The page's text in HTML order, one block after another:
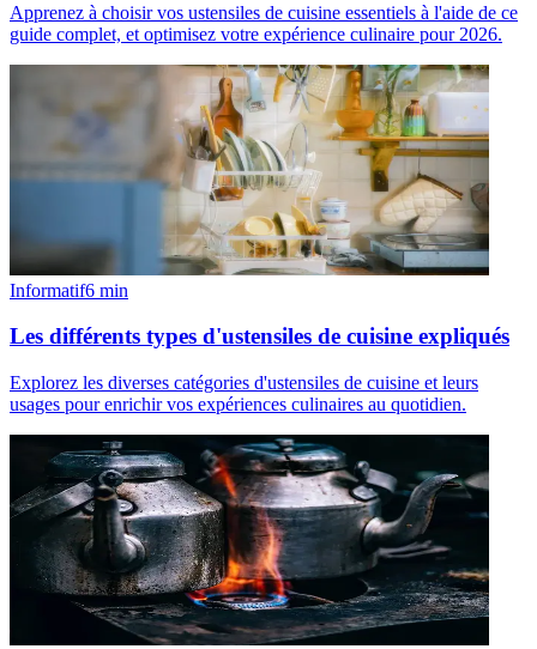
Apprenez à choisir vos ustensiles de cuisine essentiels à l'aide de ce
guide complet, et optimisez votre expérience culinaire pour 2026.
Informatif6 min
Les différents types d'ustensiles de cuisine expliqués
Explorez les diverses catégories d'ustensiles de cuisine et leurs
usages pour enrichir vos expériences culinaires au quotidien.